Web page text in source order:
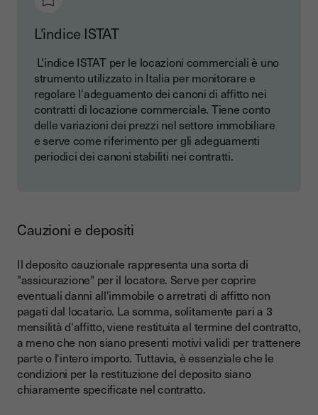
L'indice ISTAT
L'indice ISTAT per le locazioni commerciali è uno
strumento utilizzato in Italia per monitorare e
regolare l'adeguamento dei canoni di affitto nei
contratti di locazione commerciale. Tiene conto
delle variazioni dei prezzi nel settore immobiliare
e serve come riferimento per gli adeguamenti
periodici dei canoni stabiliti nei contratti.
Cauzioni e depositi
Il deposito cauzionale rappresenta una sorta di
"assicurazione" per il locatore. Serve per coprire
eventuali danni all'immobile o arretrati di affitto non
pagati dal locatario. La somma, solitamente pari a 3
mensilità d'affitto, viene restituita al termine del contratto,
a meno che non siano presenti motivi validi per trattenere
parte o l'intero importo. Tuttavia, è essenziale che le
condizioni per la restituzione del deposito siano
chiaramente specificate nel contratto.